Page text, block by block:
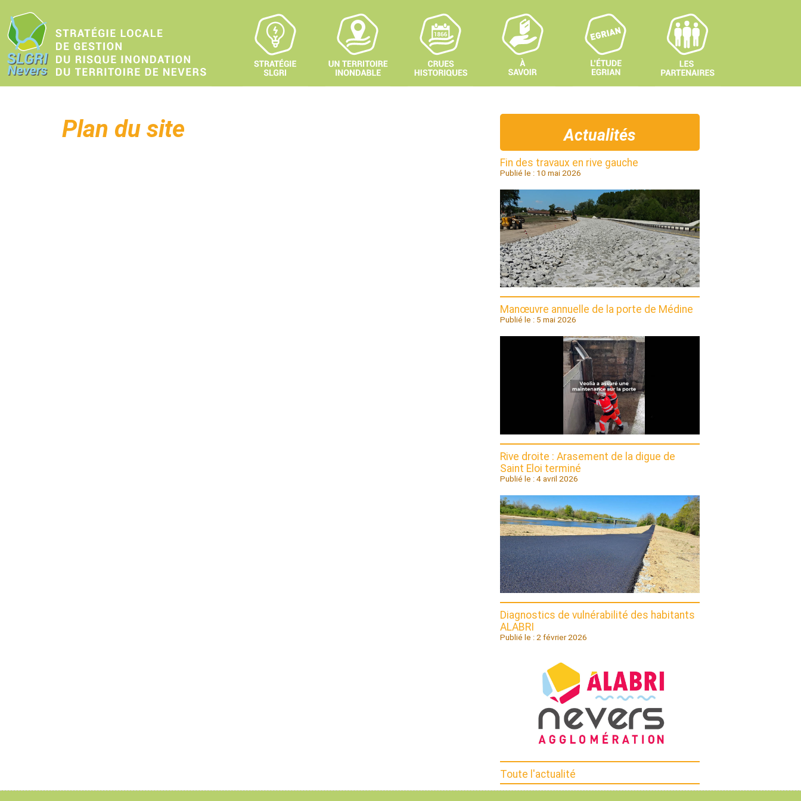
Plan du site Actualités
Fin des travaux en rive gauche
Publié le : 10 mai 2026
Manœuvre annuelle de la porte de Médine
Publié le : 5 mai 2026
Rive droite : Arasement de la digue de
Saint Eloi terminé
Publié le : 4 avril 2026
Diagnostics de vulnérabilité des habitants
ALABRI
Publié le : 2 février 2026
Toute l'actualité